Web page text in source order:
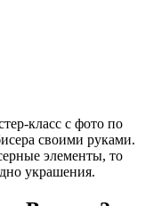
класс с фото по
своими руками.
элементы, то
украшения.